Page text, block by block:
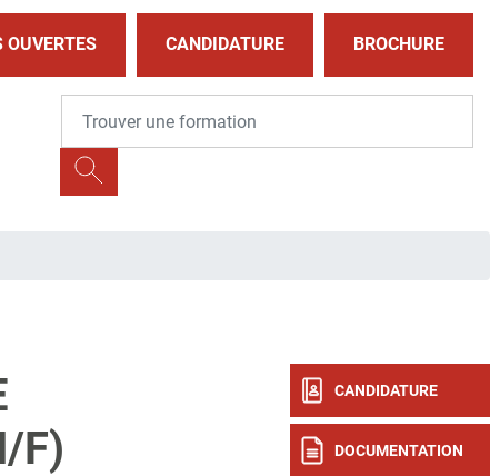
OUVERTES CANDIDATURE BROCHURE
CANDIDATURE
DOCUMENTATION
F)